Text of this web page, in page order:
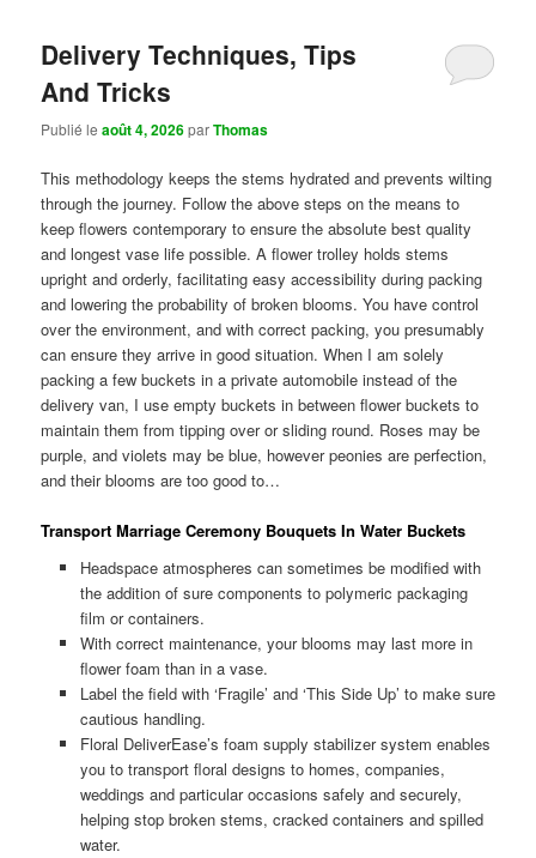
Delivery Techniques, Tips
And Tricks
Publié leaoût 4, 2026parThomas
This methodology keeps the stems hydrated and prevents wilting
through the journey. Follow the above steps on the means to
keep flowers contemporary to ensure the absolute best quality
and longest vase life possible. A flower trolley holds stems
upright and orderly, facilitating easy accessibility during packing
and lowering the probability of broken blooms. You have control
over the environment, and with correct packing, you presumably
can ensure they arrive in good situation. When I am solely
packing a few buckets in a private automobile instead of the
delivery van, I use empty buckets in between flower buckets to
maintain them from tipping over or sliding round. Roses may be
purple, and violets may be blue, however peonies are perfection,
and their blooms are too good to…
Transport Marriage Ceremony Bouquets In Water Buckets
Headspace atmospheres can sometimes be modified with
the addition of sure components to polymeric packaging
film or containers.
With correct maintenance, your blooms may last more in
flower foam than in a vase.
Label the field with ‘Fragile’ and ‘This Side Up’ to make sure
cautious handling.
Floral DeliverEase’s foam supply stabilizer system enables
you to transport floral designs to homes, companies,
weddings and particular occasions safely and securely,
helping stop broken stems, cracked containers and spilled
water.